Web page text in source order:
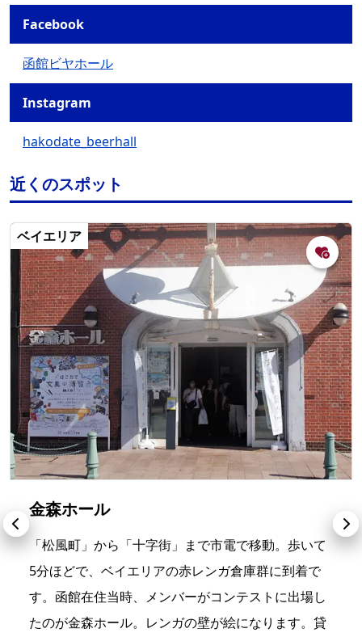
Facebook
函館ビヤホール
Instagram
hakodate_beerhall
近くのスポット
ベイエリア
金森ホール
「松風町」から「十字街」まで市電で移動。歩いて
5分ほどで、ベイエリアの赤レンガ倉庫群に到着で
す。函館在住当時、メンバーがコンテストに出場し
たのが金森ホール。レンガの壁が絵になります。貸